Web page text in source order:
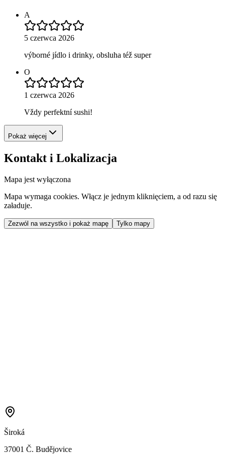
A
5 czerwca 2026
výborné jídlo i drinky, obsluha též super
O
1 czerwca 2026
Vždy perfektní sushi!
Pokaż więcej
Kontakt i Lokalizacja
Mapa jest wyłączona
Mapa wymaga cookies. Włącz je jednym kliknięciem, a od razu się
załaduje.
Zezwól na wszystko i pokaż mapę Tylko mapy
Široká
37001 Č. Budějovice